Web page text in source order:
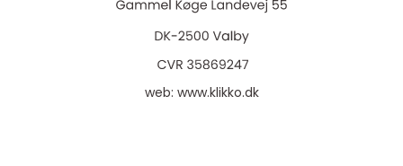
web: www.klikko.dk